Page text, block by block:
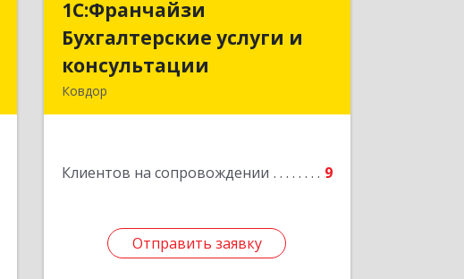
1С:Франчайзи
Бухгалтерские услуги и
консультации
Ковдор
Клиентов на сопровождении 9
Отправить заявку
1С:Франчайзи
Бухгалтерские услуги и
консультации
Отправить заявку